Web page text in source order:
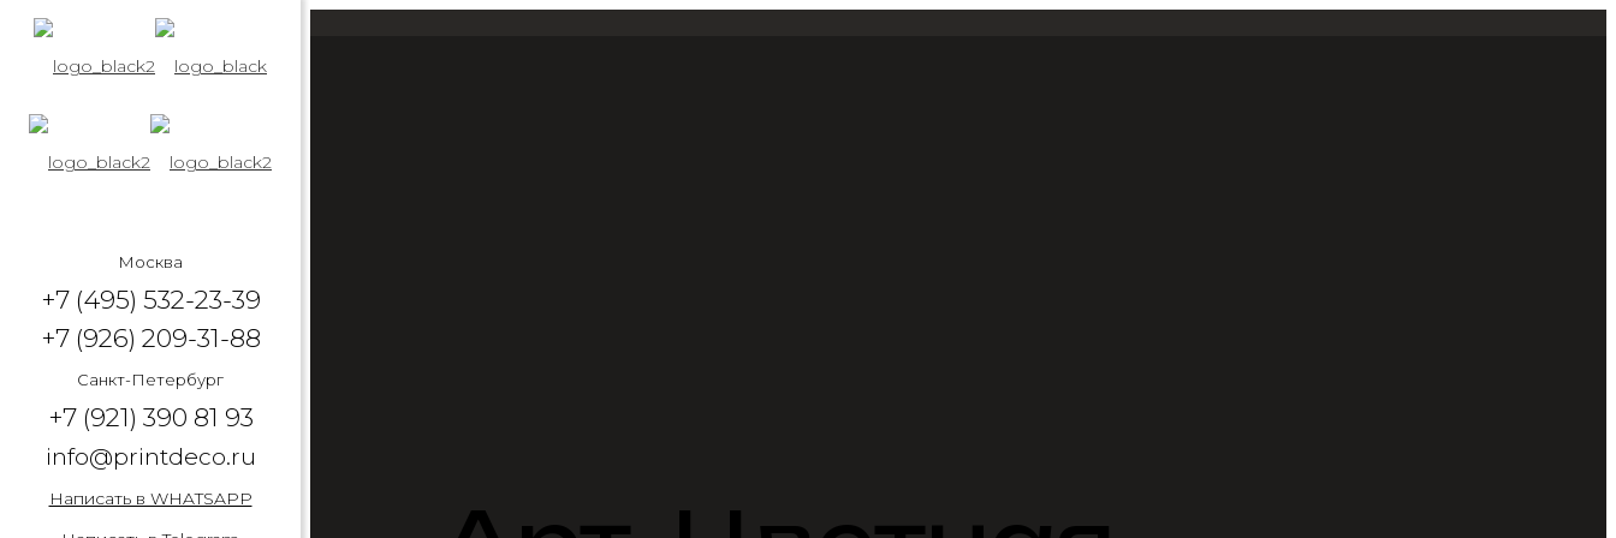
Москва
+7 (495) 532-23-39
+7 (926) 209-31-88
Санкт-Петербург
+7 (921) 390 81 93
info@printdeco.ru
Написать в WHATSAPP